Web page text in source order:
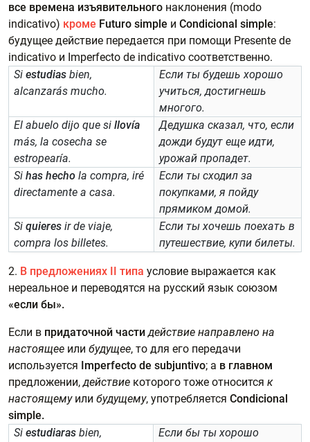
все времена изъявительного наклонения (modo
indicativo) кроме Futuro simple и Condicional simple:
будущее действие передается при помощи Presente de
indicativo и Imperfecto de indicativo соответственно.
Siestudias bien,
alcanzarás mucho.
Если ты будешь хорошо
учиться, достигнешь
многого.
El abuelo dijo que sillovía
más, la cosecha se
estropearía.
Дедушка сказал, что, если
дожди будут еще идти,
урожай пропадет.
Sihas hecho la compra, iré
directamente a casa.
Если ты сходил за
покупками, я пойду
прямиком домой.
Siquieres ir de viaje,
compra los billetes.
Если ты хочешь поехать в
путешествие, купи билеты.
2. В предложениях II типа условие выражается как
нереальное и переводятся на русский язык союзом
«если бы».
Если в придаточной части действие направлено на
настоящее или будущее, то для его передачи
используется Imperfecto de subjuntivo; а в главном
предложении,действие которого тоже относится к
настоящемуили будущему, употребляется Condicional
simple.
Siestudiaras bien,
Если бы ты хорошо